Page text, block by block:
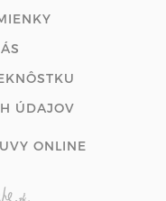
ÚDAJOV
ONLINE